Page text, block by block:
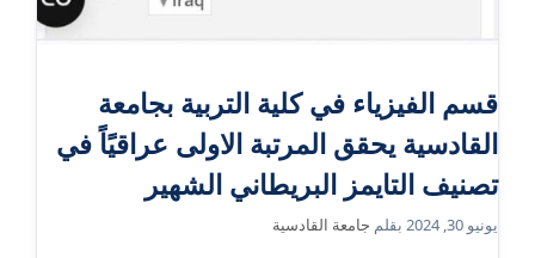
قسم الفيزياء في كلية التربية بجامعة
القادسية يحقق المرتبة الاولى عراقيًاً في
تصنيف التايمز البريطاني الشهير
يونيو 30, 2024 بقلم جامعة القادسية